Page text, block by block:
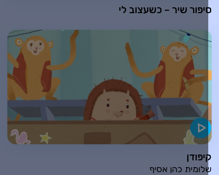
שיר – כשעצוב לי
כהן אסיף